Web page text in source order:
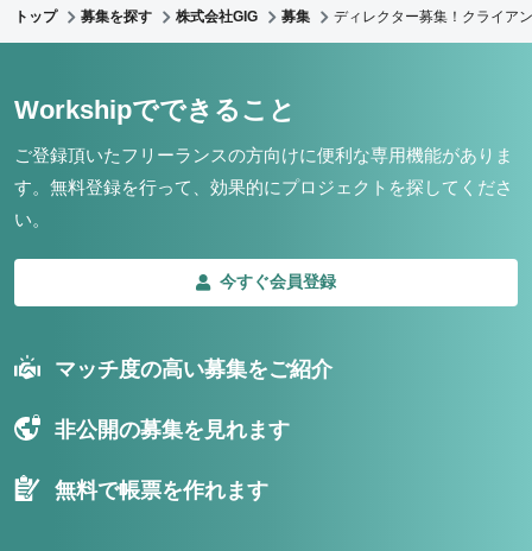
トップ 募集を探す 株式会社GIG 募集 ディレクター募集！クライア
Workshipでできること
ご登録頂いたフリーランスの方向けに便利な専用機能がありま
す。 無料登録を行って、効果的にプロジェクトを探してくださ
い。
今すぐ会員登録
マッチ度の高い募集をご紹介
非公開の募集を見れます
無料で帳票を作れます